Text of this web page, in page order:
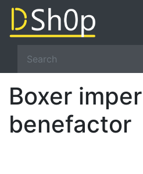
Boxer
benefactor